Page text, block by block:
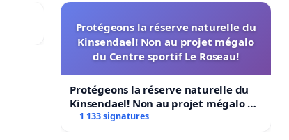
Protégeons la réserve naturelle du
Kinsendael! Non au projet mégalo
du Centre sportif Le Roseau!
Protégeons la réserve naturelle du
Kinsendael! Non au projet mégalo du
Centre sportif Le Roseau!
1 133 signatures